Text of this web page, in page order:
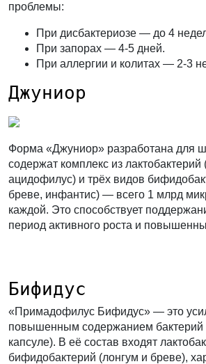
проблемы:
При дисбактериозе — до 4
При запорах — 4-5 дней.
При аллергии и колитах — 2-3
Джуниор
Форма «Джуниор» разработана для
содержат комплекс из лактобактерий
ацидофилус) и трёх видов
бреве, инфантис) — всего 1 млрд
каждой. Это способствует
период активного роста и
Бифидус
«Примадофилус Бифидус» — это
повышенным содержанием бактерий
капсуле). В её состав входят
бифидобактерий (лонгум и бреве),